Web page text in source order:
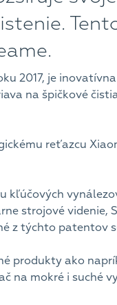
2017, je
na špičkové
reťazcu
kľúčových
strojové videnie,
z týchto patentov
produkty ako
na mokré i suché